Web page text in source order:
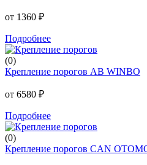
от 1360 ₽
Подробнее
(0)
Крепление порогов AB WINBO
от 6580 ₽
Подробнее
(0)
Крепление порогов CAN